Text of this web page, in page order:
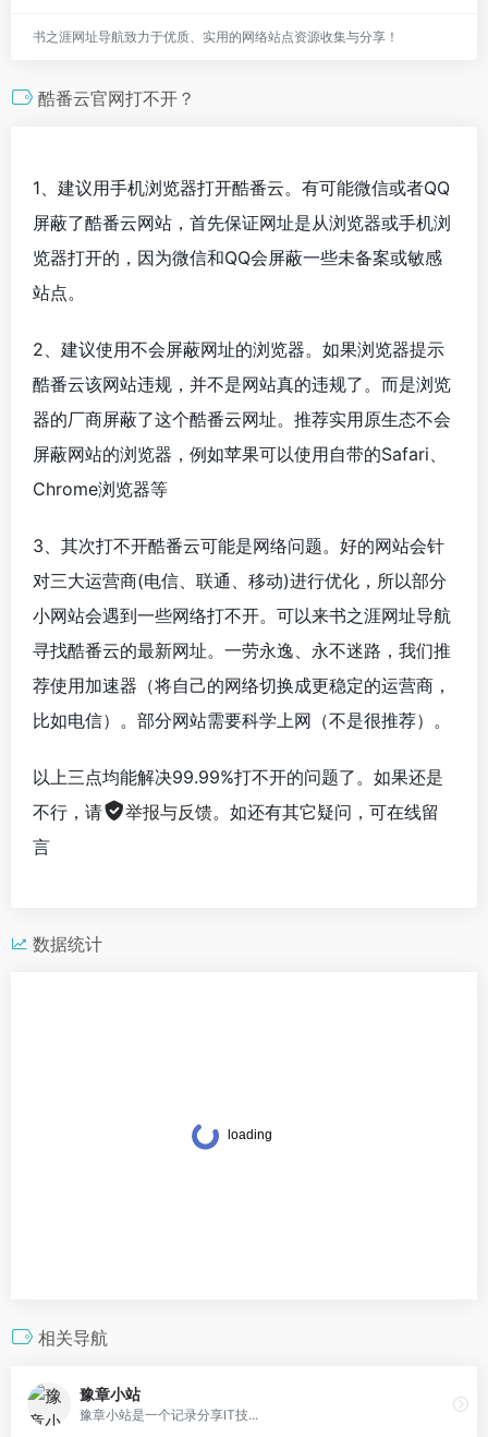
书之涯网址导航致力于优质、实用的网络站点资源收集与分享！
酷番云官网打不开？
1、建议用手机浏览器打开酷番云。有可能微信或者QQ
屏蔽了酷番云网站，首先保证网址是从浏览器或手机浏
览器打开的，因为微信和QQ会屏蔽一些未备案或敏感
站点。
2、建议使用不会屏蔽网址的浏览器。如果浏览器提示
酷番云该网站违规，并不是网站真的违规了。而是浏览
器的厂商屏蔽了这个酷番云网址。推荐实用原生态不会
屏蔽网站的浏览器，例如苹果可以使用自带的Safari、
Chrome浏览器等
3、其次打不开酷番云可能是网络问题。好的网站会针
对三大运营商(电信、联通、移动)进行优化，所以部分
小网站会遇到一些网络打不开。可以来书之涯网址导航
寻找酷番云的最新网址。一劳永逸、永不迷路，我们推
荐使用加速器（将自己的网络切换成更稳定的运营商，
比如电信）。部分网站需要科学上网（不是很推荐）。
以上三点均能解决99.99%打不开的问题了。如果还是
不行，请
举报与反馈。如还有其它疑问，可在线留
言
数据统计
相关导航
豫章小站
豫章小站是一个记录分享IT技...